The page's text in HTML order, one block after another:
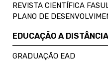
REVISTA CIENTÍFICA
PLANO DE
EDUCAÇÃO A DISTÂNCIA
GRADUAÇÃO EAD